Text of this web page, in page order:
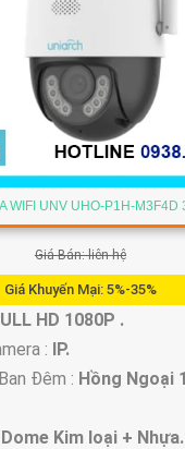
WIFI UNV UHO-P1H-M3F4D
Giá Bán: liên hệ
Giá Khuyến Mại: 5%-35%
HD 1080P .
: IP.
Đêm : Hồng Ngoại
Dome Kim loại + Nhựa.